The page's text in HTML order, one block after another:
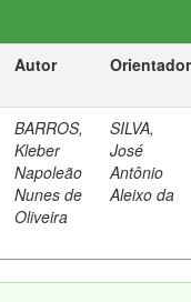
Autor Orientador
BARROS,
Kleber
Napoleão
Nunes de
Oliveira
SILVA,
José
Antônio
Aleixo da